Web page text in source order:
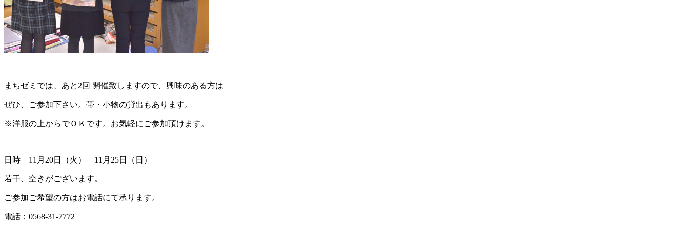
まちゼミでは、あと2回 開催致しますので、興味のある方は
ぜひ、ご参加下さい。帯・小物の貸出もあります。
※洋服の上からでＯＫです。お気軽にご参加頂けます。
日時 11月20日（火） 11月25日（日）
若干、空きがございます。
ご参加ご希望の方はお電話にて承ります。
電話：0568-31-7772